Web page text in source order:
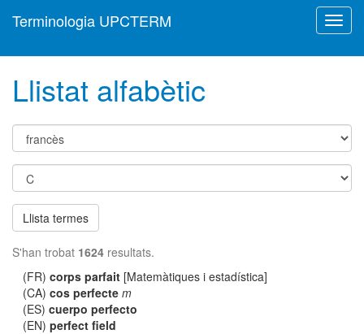
Terminologia UPCTERM
Llistat alfabètic
Llista termes
S'han trobat 1624 resultats.
(FR)corps parfait [Matemàtiques i estadística]
(CA)cos perfecte m
(ES)cuerpo perfecto
(EN)perfect field